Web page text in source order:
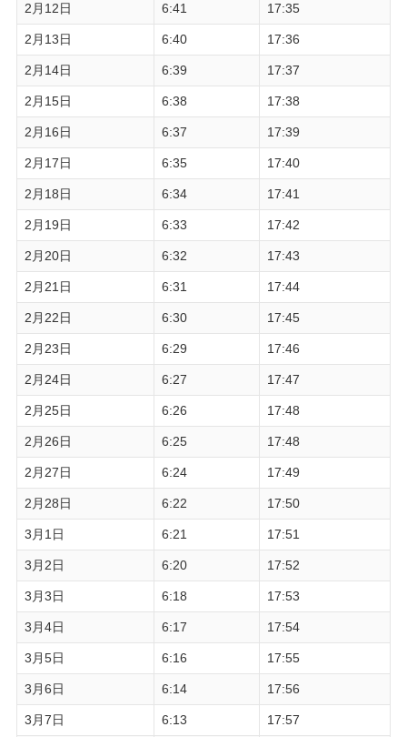
2月12日 6:41 17:35
2月13日 6:40 17:36
2月14日 6:39 17:37
2月15日 6:38 17:38
2月16日 6:37 17:39
2月17日 6:35 17:40
2月18日 6:34 17:41
2月19日 6:33 17:42
2月20日 6:32 17:43
2月21日 6:31 17:44
2月22日 6:30 17:45
2月23日 6:29 17:46
2月24日 6:27 17:47
2月25日 6:26 17:48
2月26日 6:25 17:48
2月27日 6:24 17:49
2月28日 6:22 17:50
3月1日 6:21 17:51
3月2日 6:20 17:52
3月3日 6:18 17:53
3月4日 6:17 17:54
3月5日 6:16 17:55
3月6日 6:14 17:56
3月7日 6:13 17:57